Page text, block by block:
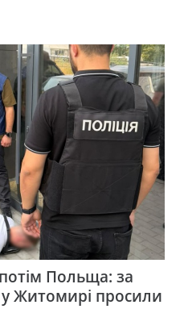
Польща: за
Житомирі просили